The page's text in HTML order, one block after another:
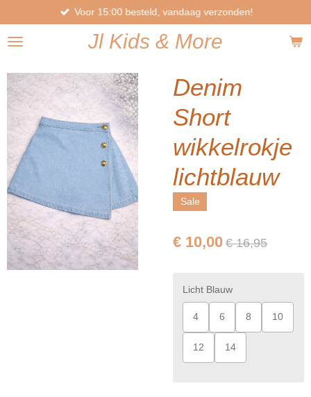
direct
naar
hoofdinhoud
JlKids & More
Voor 15:00 besteld, vandaag verzonden!
Denim
Short
wikkelrokje
lichtblauw
Sale
€ 10,00 € 16,95
Licht Blauw
4 6 8 10
12 14